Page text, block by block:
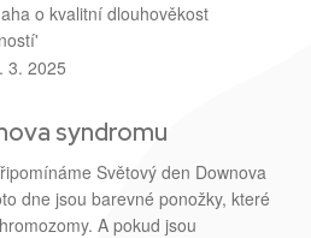
o kvalitní dlouhověkost
3. 2025
syndromu
Světový den Downova
dne jsou barevné ponožky, které
A pokud jsou